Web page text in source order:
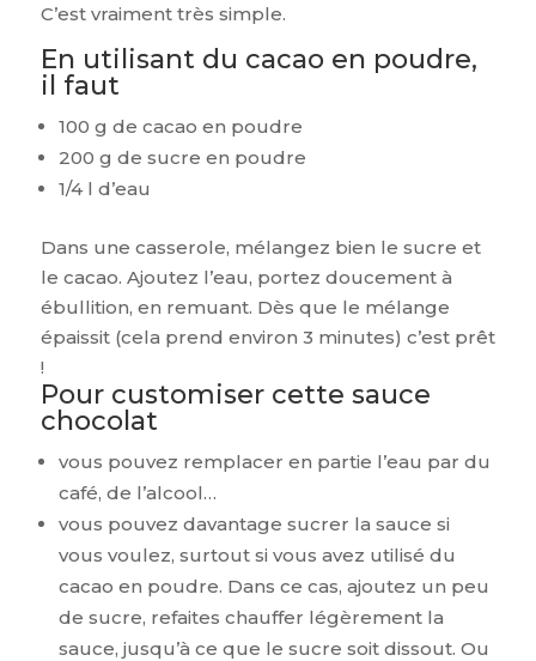
C’est vraiment très simple.
En utilisant du cacao en poudre,
il faut
100 g de cacao en poudre
200 g de sucre en poudre
1/4 l d’eau
Dans une casserole, mélangez bien le sucre et
le cacao. Ajoutez l’eau, portez doucement à
ébullition, en remuant. Dès que le mélange
épaissit (cela prend environ 3 minutes) c’est prêt
!
Pour customiser cette sauce
chocolat
vous pouvez remplacer en partie l’eau par du
café, de l’alcool…
vous pouvez davantage sucrer la sauce si
vous voulez, surtout si vous avez utilisé du
cacao en poudre. Dans ce cas, ajoutez un peu
de sucre, refaites chauffer légèrement la
sauce, jusqu’à ce que le sucre soit dissout. Ou